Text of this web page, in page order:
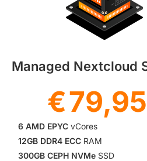
Managed Nextcloud
€79,95
6 AMD EPYC vCores
12GB DDR4 ECC RAM
300GB CEPH NVMe SSD